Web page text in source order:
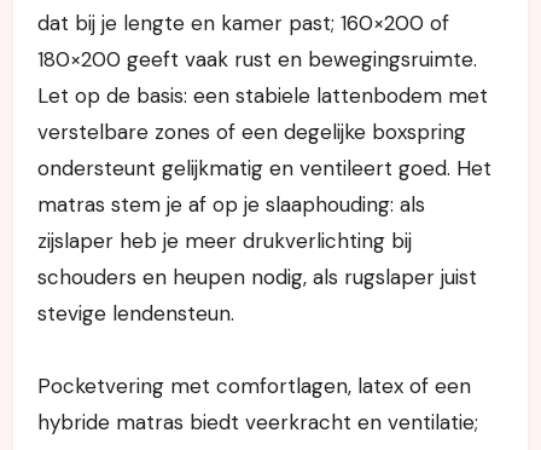
dat bij je lengte en kamer past; 160×200 of
180×200 geeft vaak rust en bewegingsruimte.
Let op de basis: een stabiele lattenbodem met
verstelbare zones of een degelijke boxspring
ondersteunt gelijkmatig en ventileert goed. Het
matras stem je af op je slaaphouding: als
zijslaper heb je meer drukverlichting bij
schouders en heupen nodig, als rugslaper juist
stevige lendensteun.
Pocketvering met comfortlagen, latex of een
hybride matras biedt veerkracht en ventilatie;